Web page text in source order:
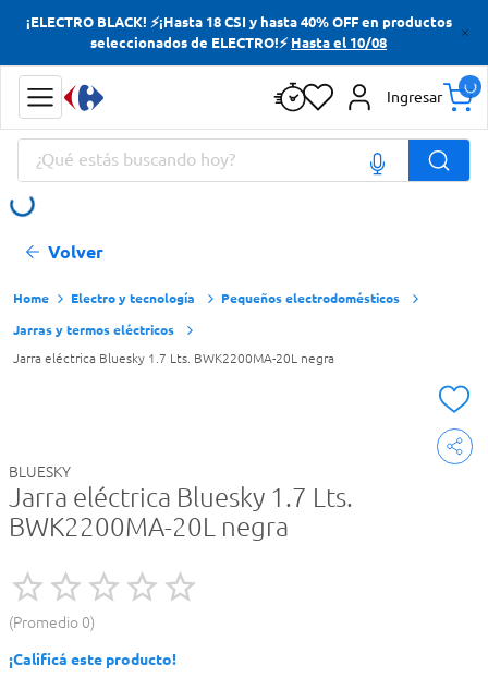
¡ELECTRO BLACK! ⚡¡Hasta 18 CSI y hasta 40% OFF en productos
seleccionados de ELECTRO!⚡ Hasta el 10/08
Ingresar
¿Qué estás buscando hoy?
Volver
Electro y tecnología
Pequeños electrodomésticos
Jarras y termos eléctricos
Jarra eléctrica Bluesky 1.7 Lts. BWK2200MA-20L negra
BLUESKY
Jarra eléctrica Bluesky 1.7 Lts.
BWK2200MA-20L negra
Promedio 0
¡Calificá este producto!
Términos más buscados
Yerba
Cerveza
Papas Fritas
Términos más buscados
Yerba
Cerveza
Papas Fritas